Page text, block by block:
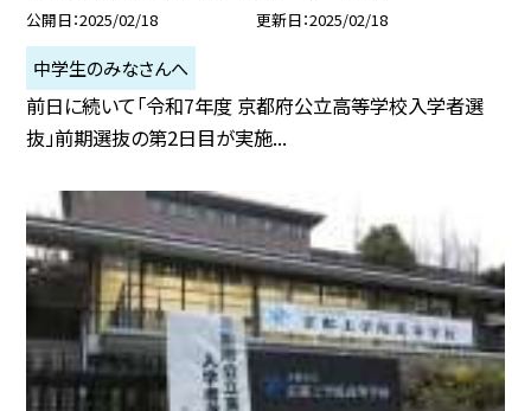
公開日 2025/02/18 更新日 2025/02/18
中学生のみなさんへ
前日に続いて「令和7年度 京都府公立高等学校入学者選
抜」前期選抜の第2日目が実施...